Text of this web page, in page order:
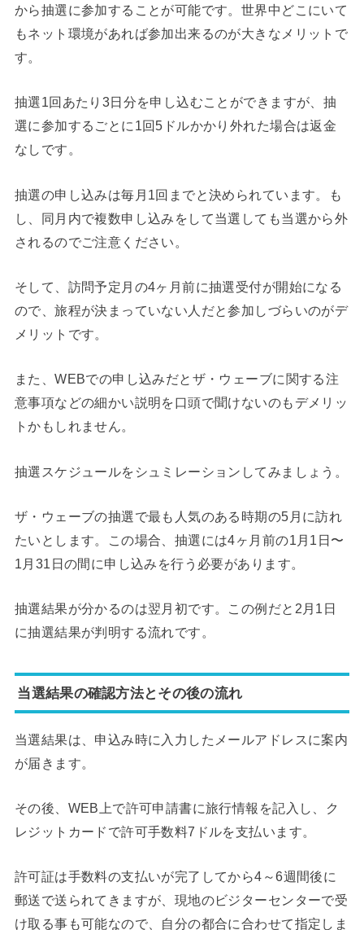
から抽選に参加することが可能です。世界中どこにいて
もネット環境があれば参加出来るのが大きなメリットで
す。
抽選1回あたり3日分を申し込むことができますが、抽
選に参加するごとに1回5ドルかかり外れた場合は返金
なしです。
抽選の申し込みは毎月1回までと決められています。も
し、同月内で複数申し込みをして当選しても当選から外
されるのでご注意ください。
そして、訪問予定月の4ヶ月前に抽選受付が開始になる
ので、旅程が決まっていない人だと参加しづらいのがデ
メリットです。
また、WEBでの申し込みだとザ・ウェーブに関する注
意事項などの細かい説明を口頭で聞けないのもデメリッ
トかもしれません。
抽選スケジュールをシュミレーションしてみましょう。
ザ・ウェーブの抽選で最も人気のある時期の5月に訪れ
たいとします。この場合、抽選には4ヶ月前の1月1日〜
1月31日の間に申し込みを行う必要があります。
抽選結果が分かるのは翌月初です。この例だと2月1日
に抽選結果が判明する流れです。
当選結果の確認方法とその後の流れ
当選結果は、申込み時に入力したメールアドレスに案内
が届きます。
その後、WEB上で許可申請書に旅行情報を記入し、ク
レジットカードで許可手数料7ドルを支払います。
許可証は手数料の支払いが完了してから4～6週間後に
郵送で送られてきますが、現地のビジターセンターで受
け取る事も可能なので、自分の都合に合わせて指定しま